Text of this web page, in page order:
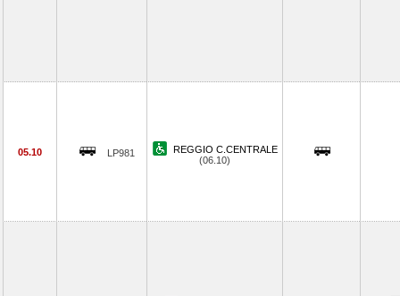
05.10 LP981
REGGIO C.CENTRALE
(06.10)